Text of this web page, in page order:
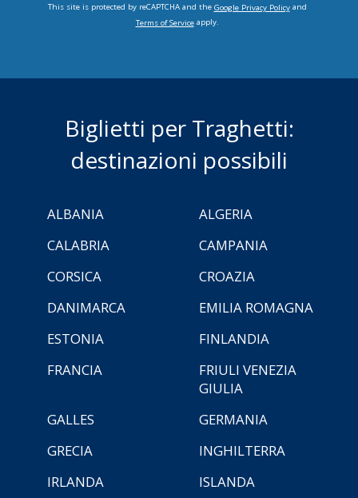
This site is protected by reCAPTCHA and the Google Privacy Policyand
Terms of Serviceapply.
Biglietti per Traghetti:
destinazioni possibili
ALBANIA
ALGERIA
CALABRIA
CAMPANIA
CORSICA
CROAZIA
DANIMARCA
EMILIA ROMAGNA
ESTONIA
FINLANDIA
FRANCIA
FRIULI VENEZIA
GIULIA
GALLES
GERMANIA
GRECIA
INGHILTERRA
IRLANDA
ISLANDA